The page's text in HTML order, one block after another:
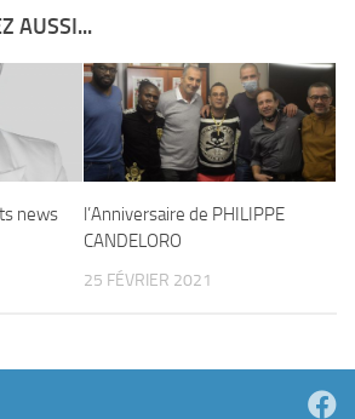
AUSSI...
news
l’Anniversaire de PHILIPPE
CANDELORO
25 FÉVRIER 2021